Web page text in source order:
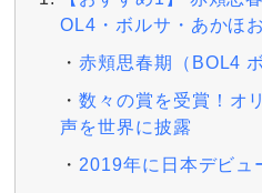
OL4・ボルサ・あかほ
赤頬思春期（BOL4
数々の賞を受賞！オ
声を世界に披露
2019年に日本デビュ